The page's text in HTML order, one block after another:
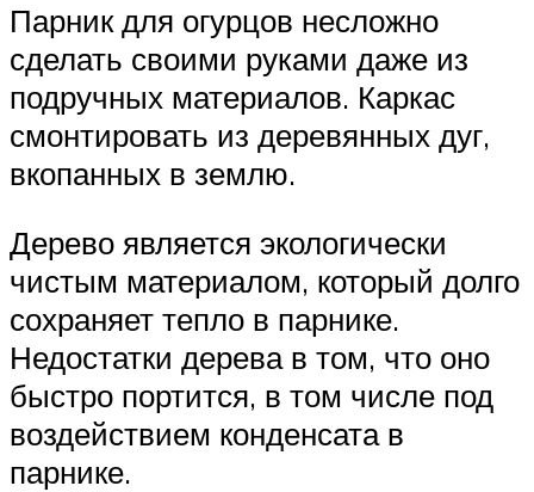
Парник для огурцов несложно
сделать своими руками даже из
подручных материалов. Каркас
смонтировать из деревянных дуг,
вкопанных в землю.
Дерево является экологически
чистым материалом, который долго
сохраняет тепло в парнике.
Недостатки дерева в том, что оно
быстро портится, в том числе под
воздействием конденсата в
парнике.